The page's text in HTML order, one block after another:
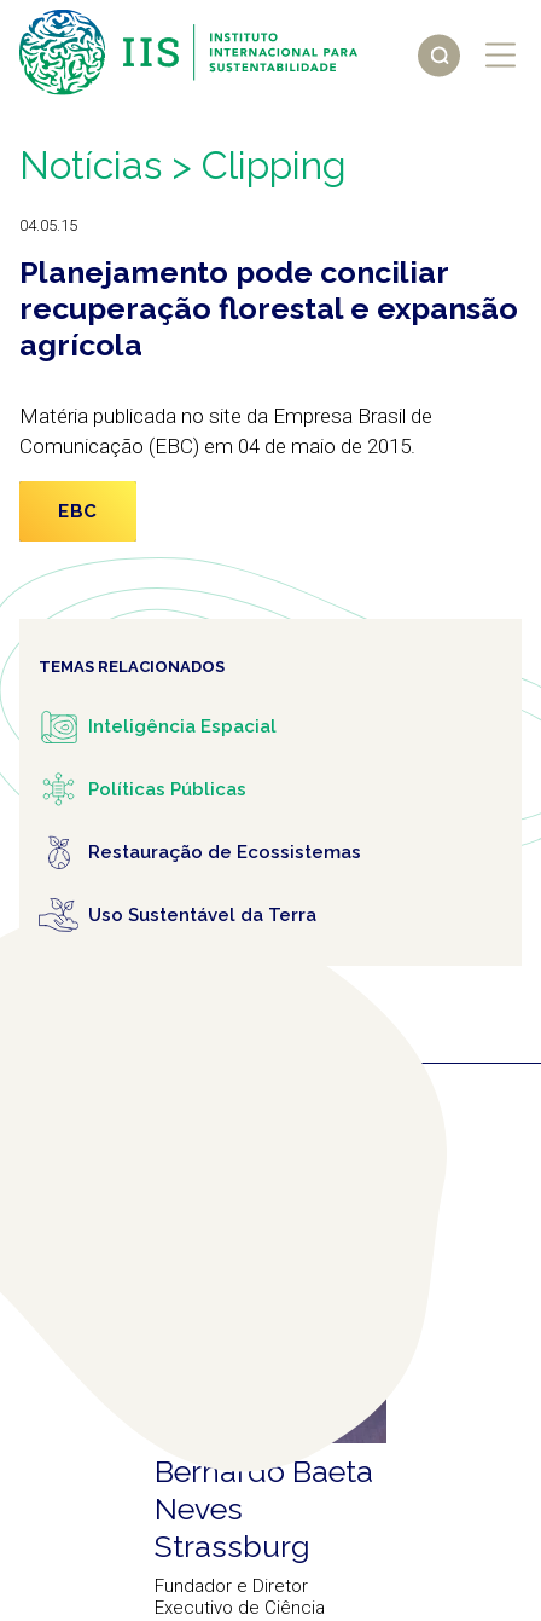
Notícias > Clipping
04.05.15
Planejamento pode conciliar
recuperação florestal e expansão
agrícola
Matéria publicada no site da Empresa Brasil de
Comunicação (EBC) em 04 de maio de 2015.
EBC
TEMAS RELACIONADOS
Inteligência Espacial
Políticas Públicas
Restauração de Ecossistemas
Uso Sustentável da Terra
Bernardo Baeta
Neves
Strassburg
Fundador e Diretor
Executivo de Ciência